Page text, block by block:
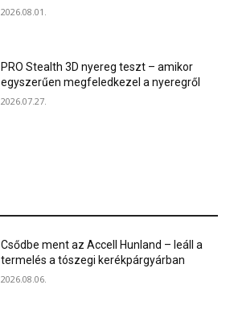
2026.08.01.
PRO Stealth 3D nyereg teszt – amikor
egyszerűen megfeledkezel a nyeregről
2026.07.27.
Csődbe ment az Accell Hunland – leáll a
termelés a tószegi kerékpárgyárban
2026.08.06.